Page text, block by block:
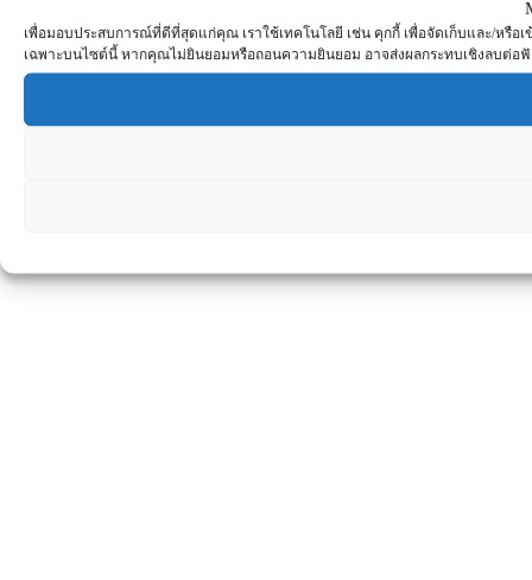
เพื่อมอบประสบการณ์ที่ดีที่สุดแก่คุณ เราใช้เทคโนโลยี เช่น คุกกี้ เพื่อจัดเก็บและ/หรื
เฉพาะบนไซต์นี้ หากคุณไม่ยินยอมหรือถอนความยินยอม อาจส่งผลกระทบเชิงลบต่